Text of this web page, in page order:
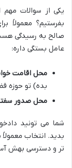
یکی از سوالات
بفرستیم؟ معمولاً
صالح به رسیدگی
عامل بستگی داره:
محل اقامت
بده) تو حوزه
محل صدور
شما می تونید
بدید. انتخاب
تر و دسترسی بهش